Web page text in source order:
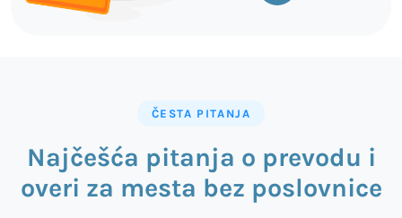
ČESTA PITANJA
Najčešća pitanja o prevodu i
overi za mesta bez poslovnice